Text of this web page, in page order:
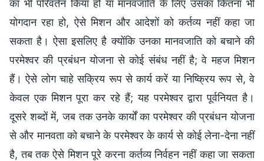
का भी परिवर्तन किया हो या मानवजाति के लिए उसका कितना भी
योगदान रहा हो, ऐसे मिशन और आदेशों को कर्तव्य नहीं कहा जा
सकता है। ऐसा इसलिए है क्योंकि उनका मानवजाति को बचाने की
परमेश्वर की प्रबंधन योजना से कोई संबंध नहीं है; वे महज मिशन
हैं। ऐसे लोग चाहे सक्रिय रूप से कार्य करें या निष्क्रिय रूप से, वे
केवल एक मिशन पूरा कर रहे हैं; यह परमेश्वर द्वारा पूर्वनियत है।
दूसरे शब्दों में, जब तक उनके कार्यों का परमेश्वर की प्रबंधन योजना
से और मानवता को बचाने के परमेश्वर के कार्य से कोई लेना-देना नहीं
है, तब तक ऐसे मिशन पूरे करना कर्तव्य निर्वहन नहीं कहा जा सकता